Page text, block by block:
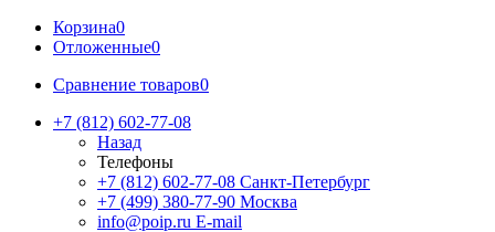
Корзина0
Отложенные0
Сравнение товаров0
+7 (812) 602-77-08
Назад
Телефоны
+7 (812) 602-77-08 Санкт-Петербург
+7 (499) 380-77-90 Москва
info@poip.ru E-mail